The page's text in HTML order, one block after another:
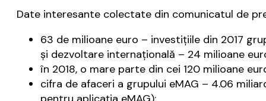
Date interesante colectate din comunicatul de
63 de milioane euro – investițiile din 2017
și dezvoltare internațională – 24 milioane
în 2018, o mare parte din cei 120 milioane
cifra de afaceri a grupului eMAG – 4.06